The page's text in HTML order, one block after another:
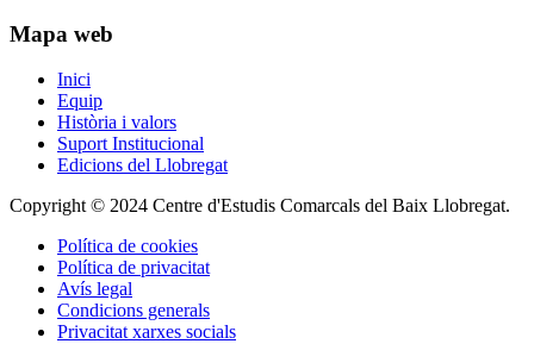
Mapa web
Inici
Equip
Història i valors
Suport Institucional
Edicions del Llobregat
Copyright © 2024 Centre d'Estudis Comarcals del Baix Llobregat.
Política de cookies
Política de privacitat
Avís legal
Condicions generals
Privacitat xarxes socials